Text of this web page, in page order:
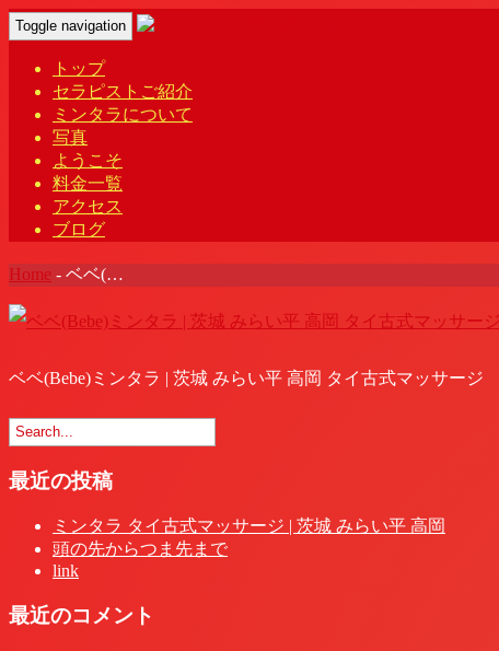
Toggle navigation
トップ
セラピストご紹介
ミンタラについて
写真
ようこそ
料金一覧
アクセス
ブログ
Home - ベベ(…
ベベ(Bebe)ミンタラ | 茨城 みらい平 高岡 タイ古式マッサージ
最近の投稿
ミンタラ タイ古式マッサージ | 茨城 みらい平 高岡
頭の先からつま先まで
link
最近のコメント